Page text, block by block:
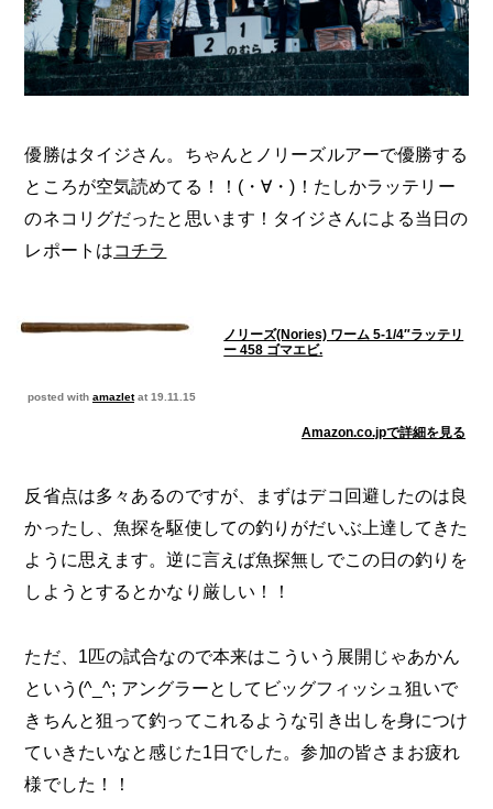
優勝はタイジさん。ちゃんとノリーズルアーで優勝する
ところが空気読めてる！！(・∀・)！たしかラッテリー
のネコリグだったと思います！タイジさんによる当日の
レポートはコチラ
ノリーズ(Nories) ワーム 5-1/4″ラッテリ
ー 458 ゴマエビ.
posted with amazletat 19.11.15
Amazon.co.jpで詳細を見る
反省点は多々あるのですが、まずはデコ回避したのは良
かったし、魚探を駆使しての釣りがだいぶ上達してきた
ように思えます。逆に言えば魚探無しでこの日の釣りを
しようとするとかなり厳しい！！
ただ、1匹の試合なので本来はこういう展開じゃあかん
という(^_^; アングラーとしてビッグフィッシュ狙いで
きちんと狙って釣ってこれるような引き出しを身につけ
ていきたいなと感じた1日でした。参加の皆さまお疲れ
様でした！！